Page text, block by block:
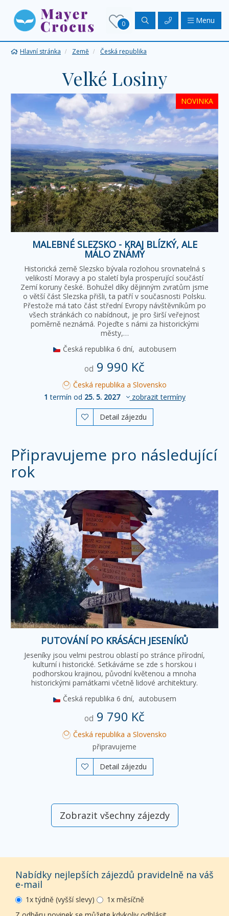
0 Menu
Hlavní stránka Země Česká republika
Velké Losiny
NOVINKA
MALEBNÉ SLEZSKO - KRAJ BLÍZKÝ, ALE
MÁLO ZNÁMÝ
Historická země Slezsko bývala rozlohou srovnatelná s
velikostí Moravy a po staletí byla prosperující součástí
Zemí koruny české. Bohužel díky dějinným zvratům jsme
o větší část Slezska přišli, ta patří v současnosti Polsku.
Přestože má tato část střední Evropy návštěvníkům po
všech stránkách co nabídnout, je pro širší veřejnost
poměrně neznámá. Pojeďte s námi za historickými
městy,…
Česká republika 6 dní, autobusem
od 9 990 Kč
Česká republika a Slovensko
1 termín od 25. 5. 2027 zobrazit termíny
 Detail zájezdu
Připravujeme pro následující
rok
PUTOVÁNÍ PO KRÁSÁCH JESENÍKŮ
Jeseníky jsou velmi pestrou oblastí po stránce přírodní,
kulturní i historické. Setkáváme se zde s horskou i
podhorskou krajinou, původní květenou a mnoha
historickými památkami včetně lidové architektury.
Česká republika 6 dní, autobusem
od 9 790 Kč
Česká republika a Slovensko
připravujeme
 Detail zájezdu
Zobrazit všechny zájezdy
Nabídky nejlepších zájezdů pravidelně na váš
e-mail
1x týdně (vyšší slevy)
1x měsíčně